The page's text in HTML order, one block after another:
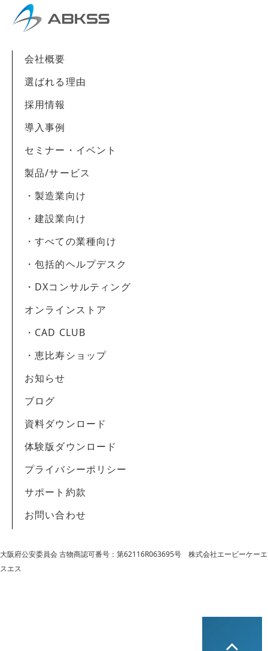
会社概要
選ばれる理由
採用情報
導入事例
セミナー・イベント
製品/サービス
・製造業向け
・建設業向け
・すべての業種向け
・包括的ヘルプデスク
・DXコンサルティング
オンラインストア
・CAD CLUB
・恵比寿ショップ
お知らせ
ブログ
資料ダウンロード
体験版ダウンロード
プライバシーポリシー
サポート約款
お問い合わせ
大阪府公安委員会 古物商認可番号：第62116R063695号 株式会社エービーケーエ
スエス